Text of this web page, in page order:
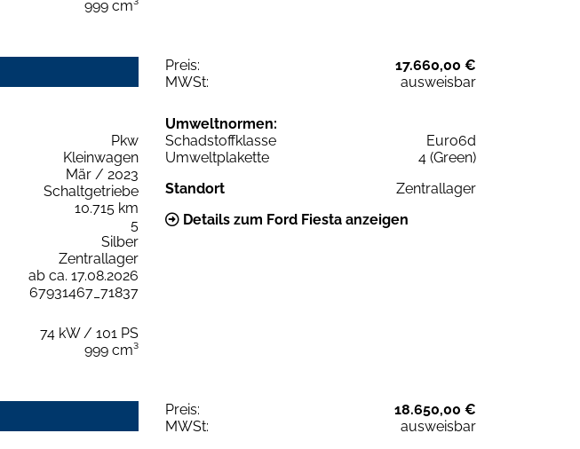
999 cm³
Preis:
17.660,00 €
MWSt:
ausweisbar
Pkw
Kleinwagen
Mär / 2023
Schaltgetriebe
10.715 km
5
Silber
Zentrallager
ab ca. 17.08.2026
67931467_71837
74 kW / 101 PS
999 cm³
Umweltnormen:
Schadstoffklasse
Euro6d
Umweltplakette
4 (Green)
Standort
Zentrallager
Details zum Ford Fiesta anzeigen
Preis:
18.650,00 €
MWSt:
ausweisbar